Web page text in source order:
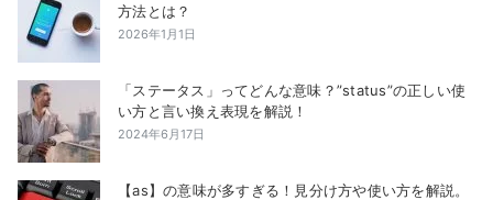
方法とは？
2026年1月1日
「ステータス」ってどんな意味？”status”の正しい使
い方と言い換え表現を解説！
2024年6月17日
【as】の意味が多すぎる！見分け方や使い方を解説。